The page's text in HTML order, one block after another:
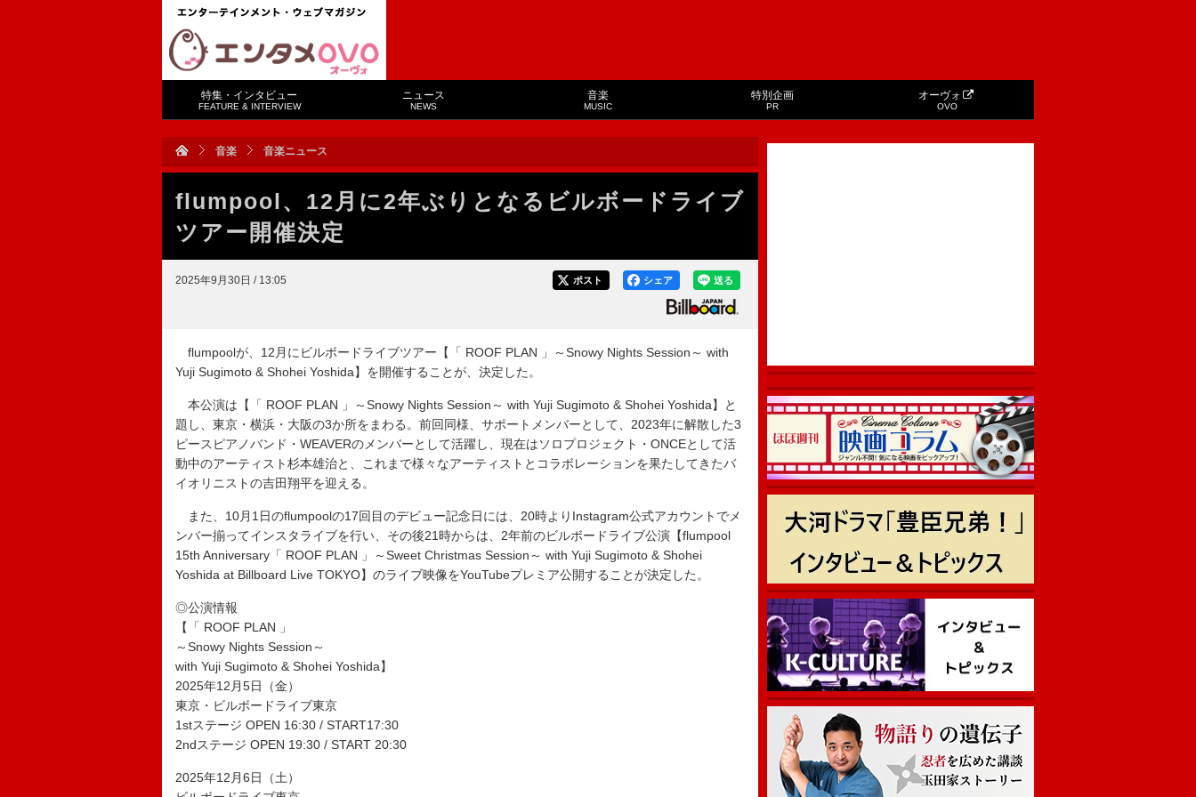
特集・インタビュー
FEATURE & INTERVIEW
ニュース
NEWS
音楽
MUSIC
特別企画
PR
オーヴォ
OVO
音楽 音楽ニュース
flumpool、12月に2年ぶりとなるビルボードライブ
ツアー開催決定
2025年9月30日 / 13:05 送る
シェア
ポスト
flumpoolが、12月にビルボードライブツアー【「 ROOF PLAN 」～Snowy Nights Session～ with
Yuji Sugimoto & Shohei Yoshida】を開催することが、決定した。
本公演は【「 ROOF PLAN 」～Snowy Nights Session～ with Yuji Sugimoto & Shohei Yoshida】と
題し、東京・横浜・大阪の3か所をまわる。前回同様、サポートメンバーとして、2023年に解散した3
ピースピアノバンド・WEAVERのメンバーとして活躍し、現在はソロプロジェクト・ONCEとして活
動中のアーティスト杉本雄治と、これまで様々なアーティストとコラボレーションを果たしてきたバ
イオリニストの吉田翔平を迎える。
また、10月1日のflumpoolの17回目のデビュー記念日には、20時よりInstagram公式アカウントでメ
ンバー揃ってインスタライブを行い、その後21時からは、2年前のビルボードライブ公演【flumpool
15th Anniversary「 ROOF PLAN 」～Sweet Christmas Session～ with Yuji Sugimoto & Shohei
Yoshida at Billboard Live TOKYO】のライブ映像をYouTubeプレミア公開することが決定した。
◎公演情報
【「 ROOF PLAN 」
～Snowy Nights Session～
with Yuji Sugimoto & Shohei Yoshida】
2025年12月5日（金）
東京・ビルボードライブ東京
1stステージ OPEN 16:30 / START17:30
2ndステージ OPEN 19:30 / START 20:30
2025年12月6日（土）